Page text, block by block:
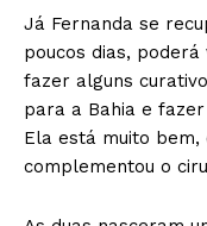
Já Fernanda se
poucos dias,
fazer alguns
para a Bahia e
Ela está muito bem,
complementou o